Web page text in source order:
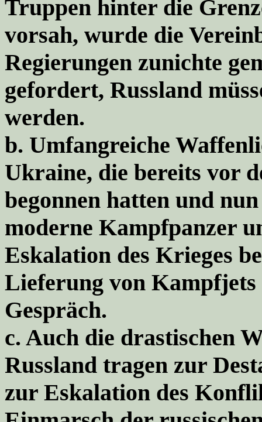
Truppen hinter die
vorsah, wurde die
Regierungen zunichte
gefordert, Russland
werden.
b. Umfangreiche
Ukraine, die bereits vor
begonnen hatten und
moderne Kampfpanzer
Eskalation des Krieges
Lieferung von
Gespräch.
c. Auch die drastischen
Russland tragen zur
zur Eskalation des